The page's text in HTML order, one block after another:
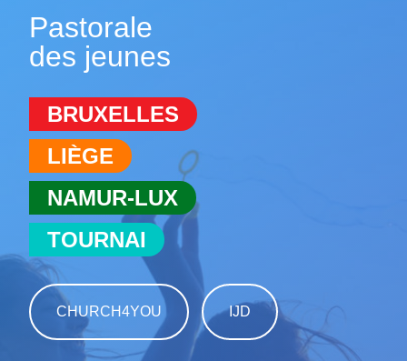
Pastorale
des jeunes
BRUXELLES
LIÈGE
NAMUR-LUX
TOURNAI
CHURCH4YOU IJD